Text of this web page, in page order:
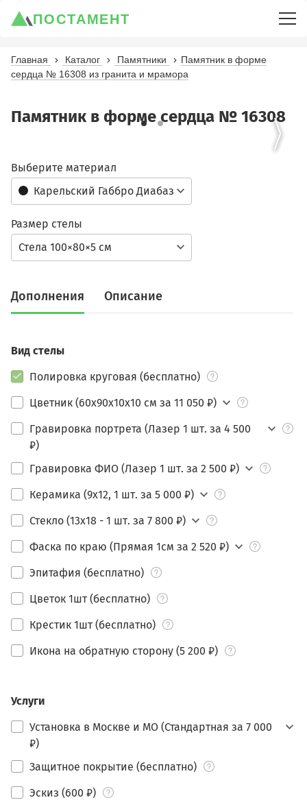
ПОСТАМЕНТ
Главная Каталог Памятники
Памятник в форме
сердца № 16308 из гранита и мрамора
Памятник в форме сердца № 16308
Карельский Габбро Диабаз
Выберите материал
Стела 100×80×5 см
Размер стелы
Дополнения Описание
Вид стелы
Полировка круговая (бесплатно)
Цветник (60х90х10х10 см за 11 050 ₽)
Гравировка портрета (Лазер 1 шт. за 4 500
₽)
Гравировка ФИО (Лазер 1 шт. за 2 500 ₽)
Керамика (9х12, 1 шт. за 5 000 ₽)
Стекло (13х18 - 1 шт. за 7 800 ₽)
Фаска по краю (Прямая 1см за 2 520 ₽)
Эпитафия (бесплатно)
Цветок 1шт (бесплатно)
Крестик 1шт (бесплатно)
Икона на обратную сторону (5 200 ₽)
Услуги
Установка в Москве и МО (Стандартная за 7 000
₽)
Защитное покрытие (бесплатно)
Эскиз (600 ₽)